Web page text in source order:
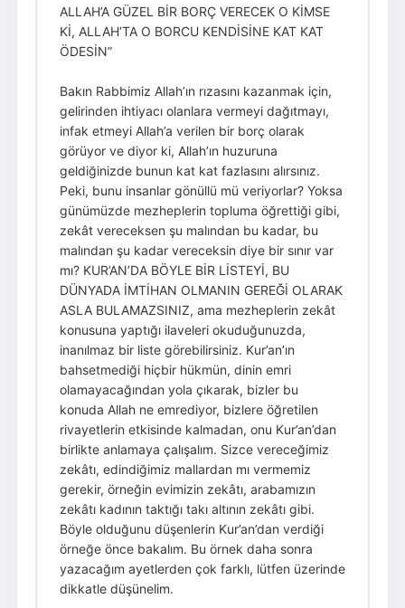
ALLAH’A GÜZEL BİR BORÇ VERECEK O KİMSE
Kİ, ALLAH’TA O BORCU KENDİSİNE KAT KAT
ÖDESİN”
Bakın Rabbimiz Allah’ın rızasını kazanmak için,
gelirinden ihtiyacı olanlara vermeyi dağıtmayı,
infak etmeyi Allah’a verilen bir borç olarak
görüyor ve diyor ki, Allah’ın huzuruna
geldiğinizde bunun kat kat fazlasını alırsınız.
Peki, bunu insanlar gönüllü mü veriyorlar? Yoksa
günümüzde mezheplerin topluma öğrettiği gibi,
zekât vereceksen şu malından bu kadar, bu
malından şu kadar vereceksin diye bir sınır var
mı? KUR’AN’DA BÖYLE BİR LİSTEYİ, BU
DÜNYADA İMTİHAN OLMANIN GEREĞİ OLARAK
ASLA BULAMAZSINIZ, ama mezheplerin zekât
konusuna yaptığı ilaveleri okuduğunuzda,
inanılmaz bir liste görebilirsiniz. Kur’an’ın
bahsetmediği hiçbir hükmün, dinin emri
olamayacağından yola çıkarak, bizler bu
konuda Allah ne emrediyor, bizlere öğretilen
rivayetlerin etkisinde kalmadan, onu Kur’an’dan
birlikte anlamaya çalışalım. Sizce vereceğimiz
zekâtı, edindiğimiz mallardan mı vermemiz
gerekir, örneğin evimizin zekâtı, arabamızın
zekâtı kadının taktığı takı altının zekâtı gibi.
Böyle olduğunu düşenlerin Kur’an’dan verdiği
örneğe önce bakalım. Bu örnek daha sonra
yazacağım ayetlerden çok farklı, lütfen üzerinde
dikkatle düşünelim.